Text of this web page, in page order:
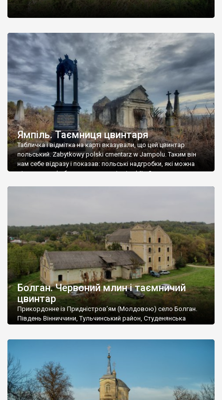
Ямпіль. Таємниця цвинтаря
Табличка і відмітка на карті вказували, що цей цвинтар
польський. Zabytkowy polski cmentarz w Jampolu. Таким він
нам себе відразу і показав: польські надгробки, які можна
віднести до фабричних, польські епітафії… Загалом цвинтар
Болган. Червоний млин і таємничий
цвинтар
Прикордонне із Придністров’ям (Молдовою) село Болган.
Південь Вінниччини, Тульчинський район, Студенянська
старовинний цвинтар із кам’яними хрестами. Всі епітафії, які
збереглися, написані кирилицею, церковнослов’янською
мовою. За всіма традиційними ознаками – цвинтар
український. Хрести датуються 19 століттям. У 1924-1940
роках Болган […]